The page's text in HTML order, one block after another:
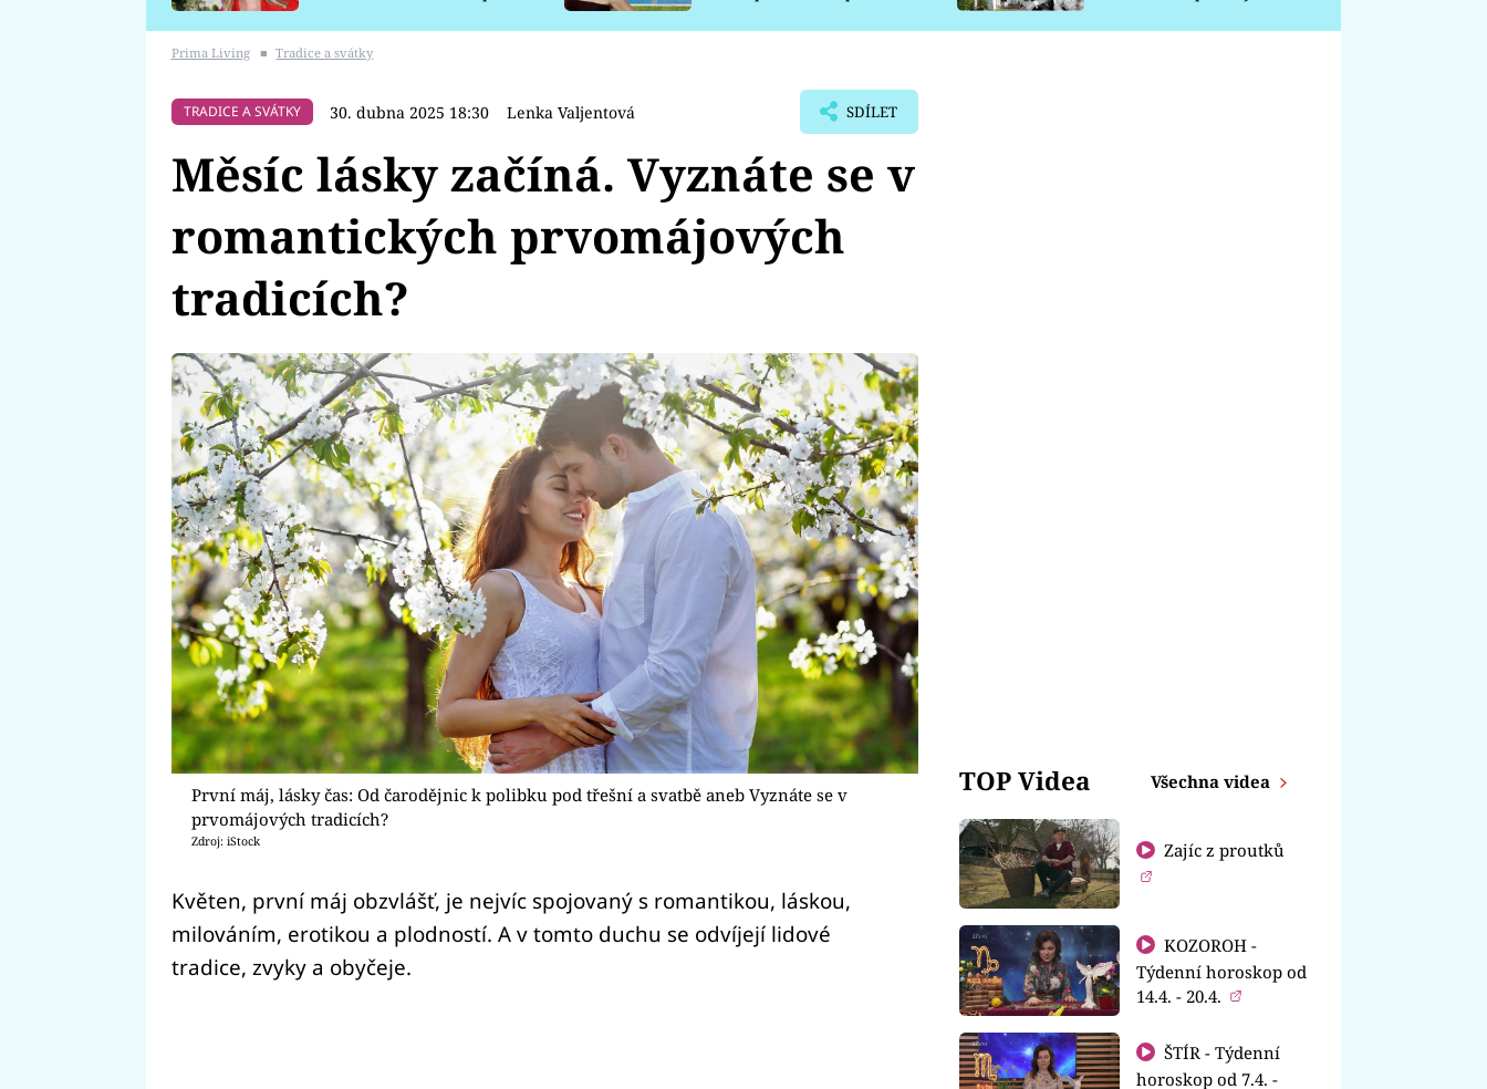
Prima Living ■ Tradice a svátky
TRADICE A SVÁTKY 30. dubna 2025 18:30 Lenka Valjentová SDÍLET
Měsíc lásky začíná. Vyznáte se v
romantických prvomájových
tradicích?
První máj, lásky čas: Od čarodějnic k polibku pod třešní a svatbě aneb Vyznáte se v
prvomájových tradicích?
Zdroj: iStock
Květen, první máj obzvlášť, je nejvíc spojovaný s romantikou, láskou,
milováním, erotikou a plodností. A v tomto duchu se odvíjejí lidové
tradice, zvyky a obyčeje.
TOP Videa Všechna videa
Zajíc z proutků
KOZOROH -
Týdenní horoskop od
14.4. - 20.4.
ŠTÍR - Týdenní
horoskop od 7.4. -